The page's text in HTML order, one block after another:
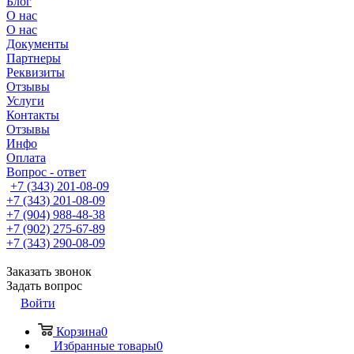
О нас
О нас
Документы
Партнеры
Реквизиты
Отзывы
Услуги
Контакты
Отзывы
Инфо
Оплата
Вопрос - ответ
+7 (343) 201-08-09
+7 (343) 201-08-09
+7 (904) 988-48-38
+7 (902) 275-67-89
+7 (343) 290-08-09
Заказать звонок
Задать вопрос
Войти
Корзина0
Избранные товары0